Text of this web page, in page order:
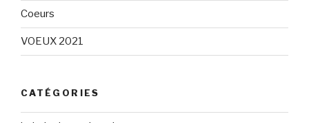
Coeurs
VOEUX 2021
CATÉGORIES